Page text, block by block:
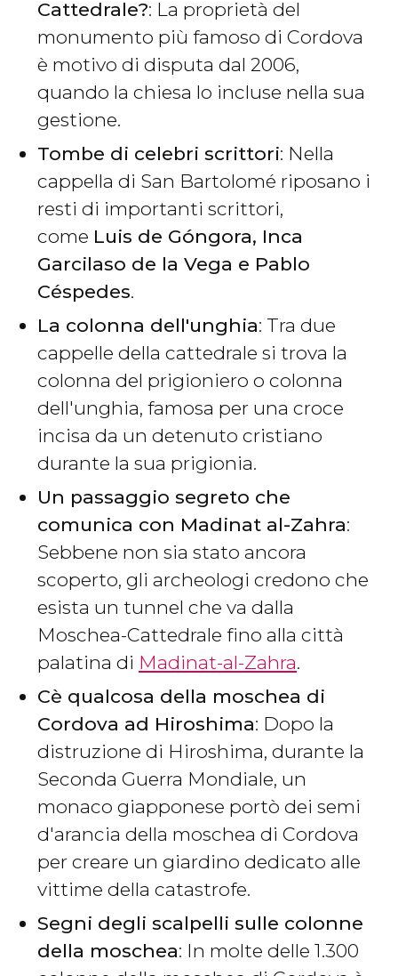
Cattedrale?: La proprietà del
monumento più famoso di Cordova
è motivo di disputa dal 2006,
quando la chiesa lo incluse nella sua
gestione.
Tombe di celebri scrittori: Nella
cappella di San Bartolomé riposano i
resti di importanti scrittori,
come Luis de Góngora, Inca
Garcilaso de la Vega e Pablo
Céspedes.
La colonna dell'unghia: Tra due
cappelle della cattedrale si trova la
colonna del prigioniero o colonna
dell'unghia, famosa per una croce
incisa da un detenuto cristiano
durante la sua prigionia.
Un passaggio segreto che
comunica con Madinat al-Zahra:
Sebbene non sia stato ancora
scoperto, gli archeologi credono che
esista un tunnel che va dalla
Moschea-Cattedrale fino alla città
palatina di Madinat-al-Zahra.
Cè qualcosa della moschea di
Cordova ad Hiroshima: Dopo la
distruzione di Hiroshima, durante la
Seconda Guerra Mondiale, un
monaco giapponese portò dei semi
d'arancia della moschea di Cordova
per creare un giardino dedicato alle
vittime della catastrofe.
Segni degli scalpelli sulle colonne
della moschea: In molte delle 1.300